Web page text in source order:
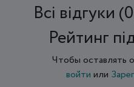
Всi відгуки
Рейтинг
Чтобы оставлять
войти или